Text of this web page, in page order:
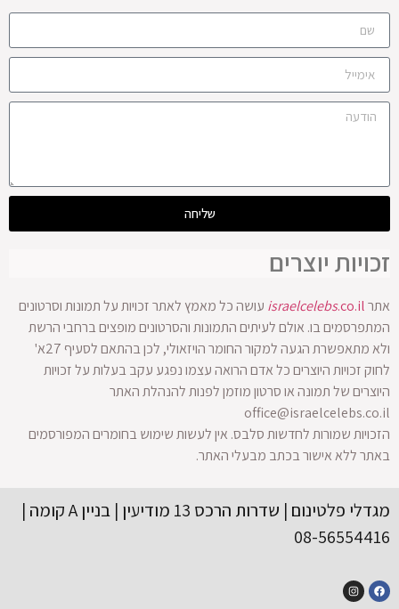
שליחה
זכויות יוצרים
אתר israelcelebs.co.il
עושה כל מאמץ לאתר זכויות על תמונות וסרטונים
המתפרסמים בו. אולם לעיתים התמונות והסרטונים מופצים ברחבי הרשת
ולא מתאפשרת הגעה למקור החומר הויזאולי, לכן בהתאם לסעיף 27א'
לחוק זכויות היוצרים כל אדם הרואה עצמו נפגע עקב בעלות על זכויות
היוצרים של תמונה או סרטון מוזמן לפנות להנהלת האתר
office@israelcelebs.co.il
הזכויות שמורות לחדשות סלבס. אין לעשות שימוש בחומרים המפורסמים
באתר ללא אישור בכתב מבעלי האתר.
מגדלי פלטינום | שדרות הרכס 13 מודיעין | בניין A קומה |
08-56554416